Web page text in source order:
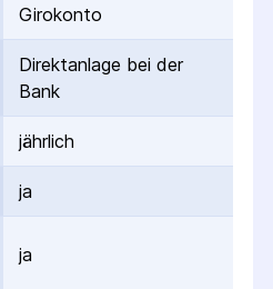
Girokonto
Direktanlage bei der
Bank
jährlich
ja
ja